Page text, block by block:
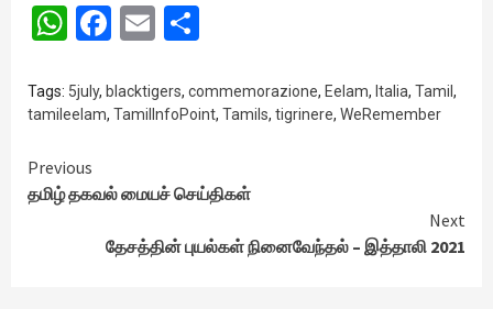
WhatsApp
Facebook
Email
Tags: 5july, blacktigers, commemorazione, Eelam, Italia, Tamil ,
tamileelam, TamilInfoPoint, Tamils, tigrinere, WeRemember
Continue
Reading
Previous
தமிழ் தகவல் மையச் செய்திகள்
Next
தேசத்தின் புயல்கள் நினைவேந்தல் – இத்தாலி 2021